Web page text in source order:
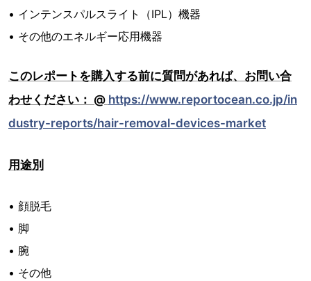
• インテンスパルスライト（IPL）機器
• その他のエネルギー応用機器
このレポートを購入する前に質問があれば、お問い合
わせください： @ https://www.reportocean.co.jp/in
dustry-reports/hair-removal-devices-market
用途別
• 顔脱毛
• 脚
• 腕
• その他